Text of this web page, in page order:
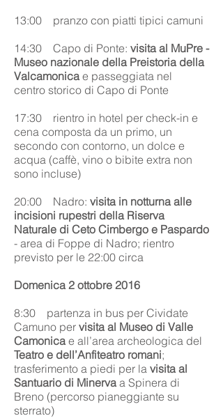
13:00 pranzo con piatti tipici camuni
14:30 Capo di Ponte: visita al MuPre -
Museo nazionale della Preistoria della
Valcamonicae passeggiata nel
centro storico di Capo di Ponte
17:30 rientro in hotel per check-in e
cena composta da un primo, un
secondo con contorno, un dolce e
acqua (caffè, vino o bibite extra non
sono incluse)
20:00 Nadro: visita in notturna alle
incisioni rupestri della Riserva
Naturale di Ceto Cimbergo e Paspardo
- area di Foppe di Nadro; rientro
previsto per le 22:00 circa
Domenica 2 ottobre 2016
8:30 partenza in bus per Cividate
Camuno per visita al Museo di Valle
Camonicae all’area archeologica del
Teatro e dell’Anfiteatro romani;
trasferimento a piedi per la visita al
Santuario di Minervaa Spinera di
Breno (percorso pianeggiante su
sterrato)